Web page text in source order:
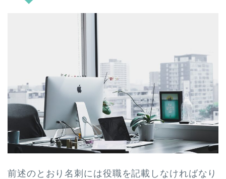
前述のとおり名刺には役職を記載しなければなり